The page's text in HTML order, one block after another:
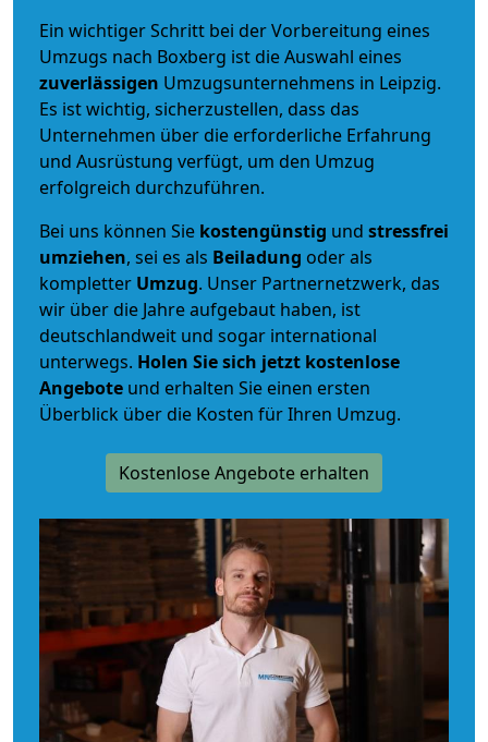
Ein wichtiger Schritt bei der Vorbereitung eines
Umzugs nach Boxberg ist die Auswahl eines
zuverlässigen Umzugsunternehmens in Leipzig.
Es ist wichtig, sicherzustellen, dass das
Unternehmen über die erforderliche Erfahrung
und Ausrüstung verfügt, um den Umzug
erfolgreich durchzuführen.
Bei uns können Sie kostengünstig und stressfrei
umziehen, sei es als Beiladung oder als
kompletter Umzug. Unser Partnernetzwerk, das
wir über die Jahre aufgebaut haben, ist
deutschlandweit und sogar international
unterwegs. Holen Sie sich jetzt kostenlose
Angebote und erhalten Sie einen ersten
Überblick über die Kosten für Ihren Umzug.
Kostenlose Angebote erhalten